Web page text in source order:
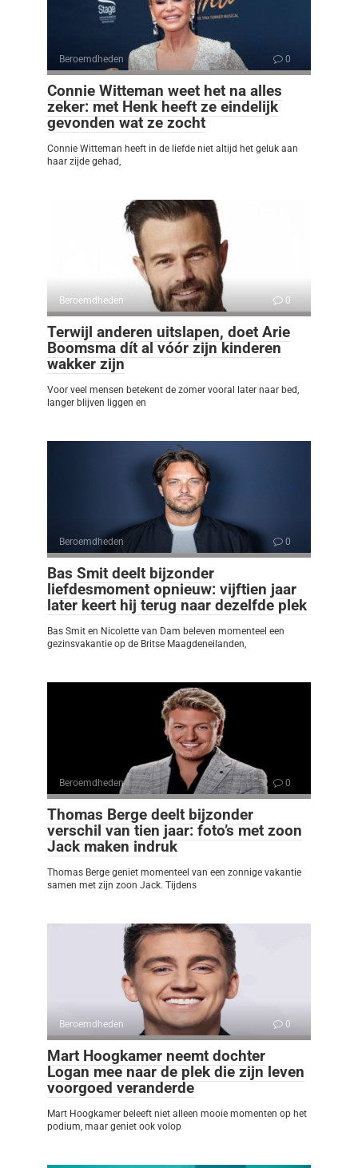
Beroemdheden 0
Connie Witteman weet het na alles
zeker: met Henk heeft ze eindelijk
gevonden wat ze zocht
Connie Witteman heeft in de liefde niet altijd het geluk aan
haar zijde gehad,
Beroemdheden 0
Terwijl anderen uitslapen, doet Arie
Boomsma dít al vóór zijn kinderen
wakker zijn
Voor veel mensen betekent de zomer vooral later naar bed,
langer blijven liggen en
Beroemdheden 0
Bas Smit deelt bijzonder
liefdesmoment opnieuw: vijftien jaar
later keert hij terug naar dezelfde plek
Bas Smit en Nicolette van Dam beleven momenteel een
gezinsvakantie op de Britse Maagdeneilanden,
Beroemdheden 0
Thomas Berge deelt bijzonder
verschil van tien jaar: foto’s met zoon
Jack maken indruk
Thomas Berge geniet momenteel van een zonnige vakantie
samen met zijn zoon Jack. Tijdens
Beroemdheden 0
Mart Hoogkamer neemt dochter
Logan mee naar de plek die zijn leven
voorgoed veranderde
Mart Hoogkamer beleeft niet alleen mooie momenten op het
podium, maar geniet ook volop